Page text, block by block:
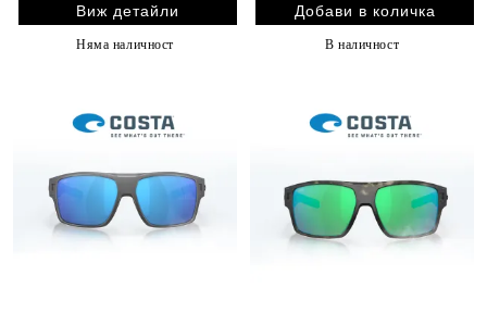
Виж детайли
Няма наличност В наличност